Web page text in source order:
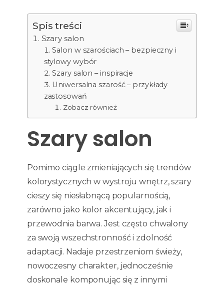
Spis treści
Szary salon
Salon w szarościach – bezpieczny i
stylowy wybór
Szary salon – inspiracje
Uniwersalna szarość – przykłady
zastosowań
Zobacz również
Szary salon
Pomimo ciągle zmieniających się trendów
kolorystycznych w wystroju wnętrz, szary
cieszy się niesłabnącą popularnością,
zarówno jako kolor akcentujący, jak i
przewodnia barwa. Jest często chwalony
za swoją wszechstronność i zdolność
adaptacji. Nadaje przestrzeniom świeży,
nowoczesny charakter, jednocześnie
doskonale komponując się z innymi